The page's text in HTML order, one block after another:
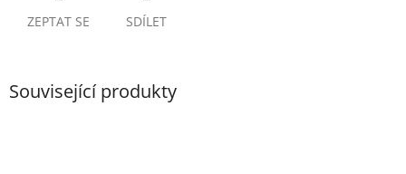
ZEPTAT SE SDÍLET
Související produkty